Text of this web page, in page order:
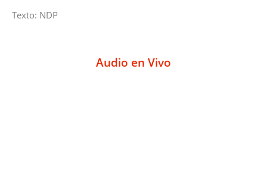
Texto: NDP
Audio en Vivo